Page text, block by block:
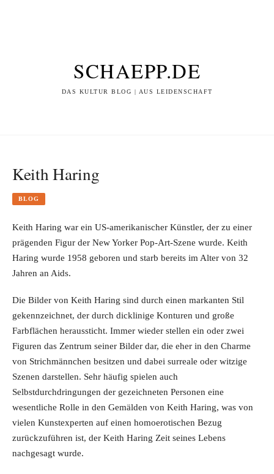
SCHAEPP.DE
DAS KULTUR BLOG | AUS LEIDENSCHAFT
Keith Haring
BLOG
Keith Haring war ein US-amerikanischer Künstler, der zu einer
prägenden Figur der New Yorker Pop-Art-Szene wurde. Keith
Haring wurde 1958 geboren und starb bereits im Alter von 32
Jahren an Aids.
Die Bilder von Keith Haring sind durch einen markanten Stil
gekennzeichnet, der durch dicklinige Konturen und große
Farbflächen heraussticht. Immer wieder stellen ein oder zwei
Figuren das Zentrum seiner Bilder dar, die eher in den Charme
von Strichmännchen besitzen und dabei surreale oder witzige
Szenen darstellen. Sehr häufig spielen auch
Selbstdurchdringungen der gezeichneten Personen eine
wesentliche Rolle in den Gemälden von Keith Haring, was von
vielen Kunstexperten auf einen homoerotischen Bezug
zurückzuführen ist, der Keith Haring Zeit seines Lebens
nachgesagt wurde.